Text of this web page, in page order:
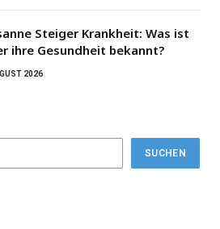
Steiger Krankheit: Was ist
ihre Gesundheit bekannt?
2026
SUCHEN